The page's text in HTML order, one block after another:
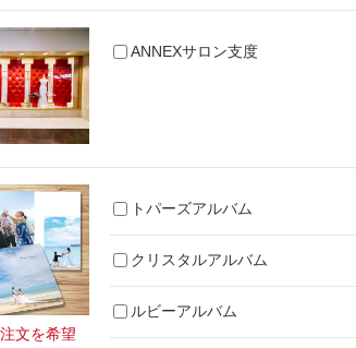
ANNEXサロン支度
文を希望
トパーズアルバム
クリスタルアルバム
ルビーアルバム